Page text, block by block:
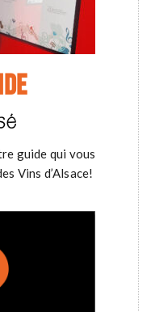
guide qui vous
Vins d’Alsace!